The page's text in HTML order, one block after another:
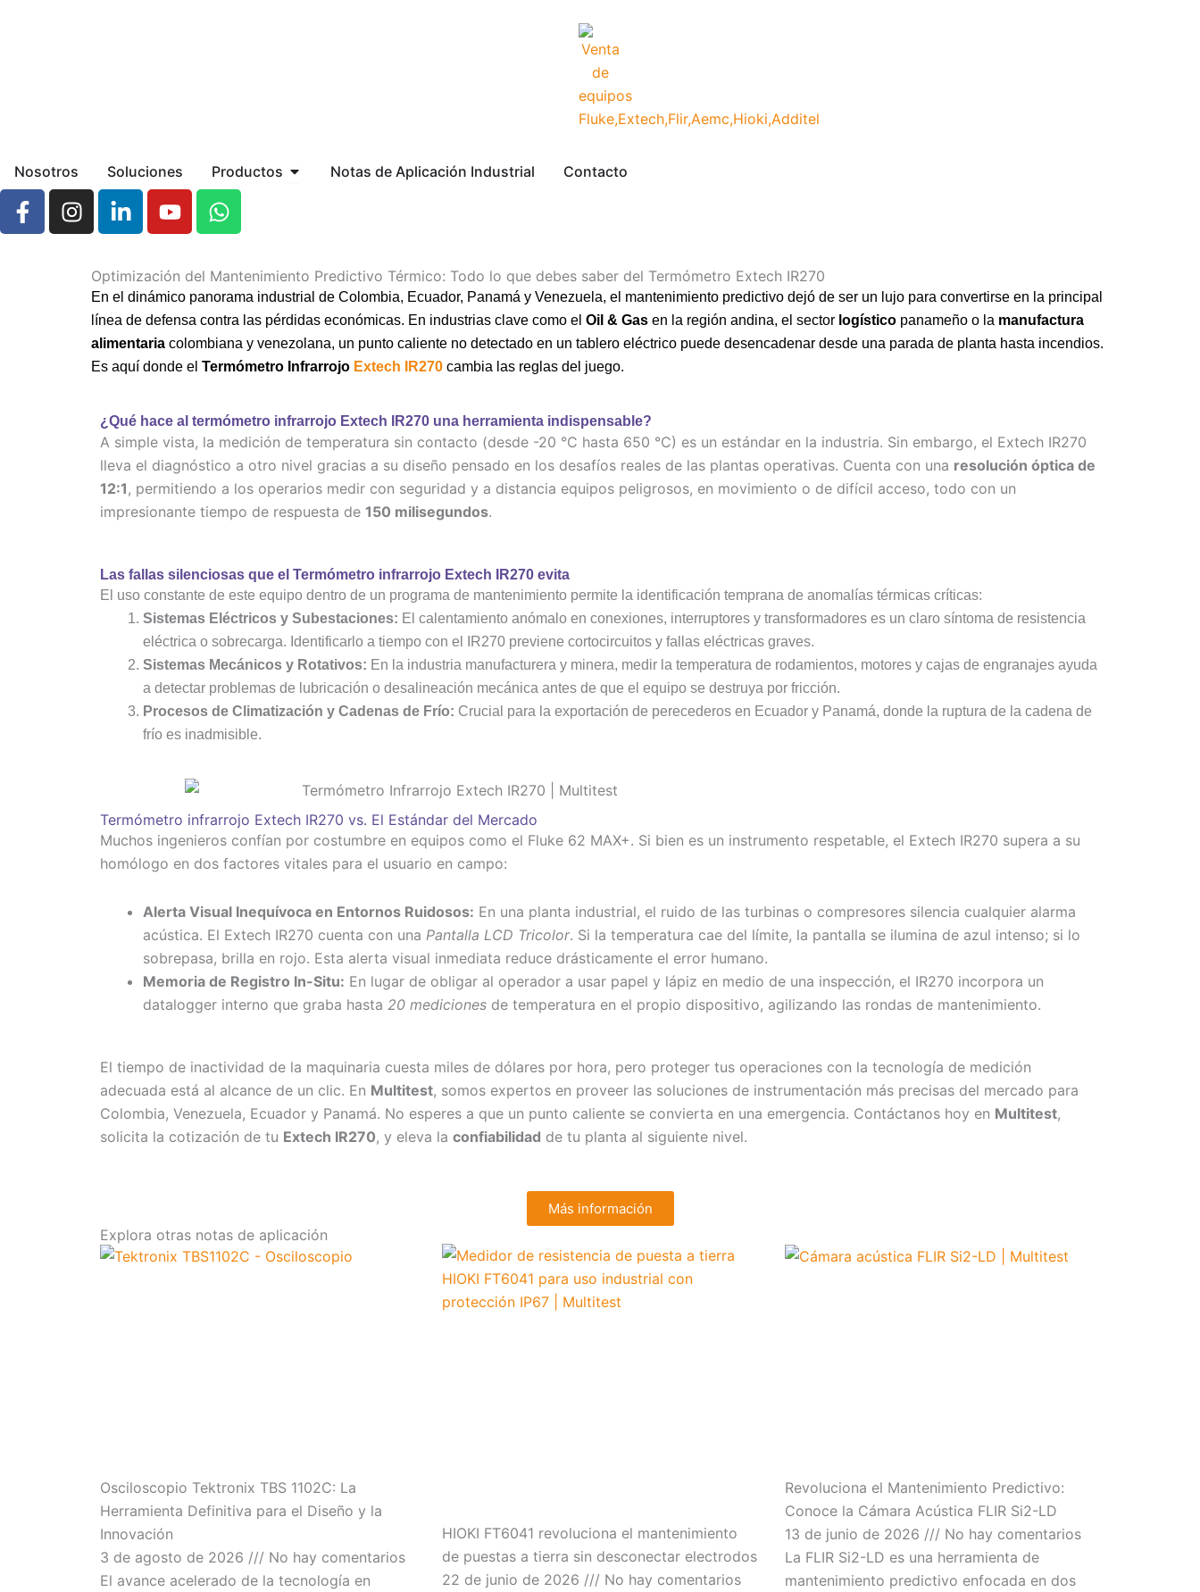
Nosotros Soluciones Productos Open Productos
Notas de Aplicación Industrial Contacto
F
a
I
n
i
k
e
d
i
n
-
n
Y
o
t
u
b
e
W
h
t
s
a
p
p
Optimización del Mantenimiento Predictivo Térmico: Todo lo que debes saber del Termómetro Extech IR270
En el dinámico panorama industrial de Colombia, Ecuador, Panamá y Venezuela, el mantenimiento predictivo dejó de ser un lujo para convertirse en la principal
línea de defensa contra las pérdidas económicas. En industrias clave como el Oil & Gas en la región andina, el sector logístico panameño o la manufactura
alimentaria colombiana y venezolana, un punto caliente no detectado en un tablero eléctrico puede desencadenar desde una parada de planta hasta incendios.
Es aquí donde el Termómetro Infrarrojo Extech IR270 cambia las reglas del juego.
¿Qué hace al termómetro infrarrojo Extech IR270 una herramienta indispensable?
A simple vista, la medición de temperatura sin contacto (desde -20 °C hasta 650 °C) es un estándar en la industria. Sin embargo, el Extech IR270
lleva el diagnóstico a otro nivel gracias a su diseño pensado en los desafíos reales de las plantas operativas. Cuenta con una resolución óptica de
12:1, permitiendo a los operarios medir con seguridad y a distancia equipos peligrosos, en movimiento o de difícil acceso, todo con un
impresionante tiempo de respuesta de 150 milisegundos.
Las fallas silenciosas que el Termómetro infrarrojo Extech IR270 evita
El uso constante de este equipo dentro de un programa de mantenimiento permite la identificación temprana de anomalías térmicas críticas:
Sistemas Eléctricos y Subestaciones: El calentamiento anómalo en conexiones, interruptores y transformadores es un claro síntoma de resistencia
eléctrica o sobrecarga. Identificarlo a tiempo con el IR270 previene cortocircuitos y fallas eléctricas graves.
Sistemas Mecánicos y Rotativos: En la industria manufacturera y minera, medir la temperatura de rodamientos, motores y cajas de engranajes ayuda
a detectar problemas de lubricación o desalineación mecánica antes de que el equipo se destruya por fricción.
Procesos de Climatización y Cadenas de Frío: Crucial para la exportación de perecederos en Ecuador y Panamá, donde la ruptura de la cadena de
frío es inadmisible.
Termómetro infrarrojo Extech IR270 vs. El Estándar del Mercado
Muchos ingenieros confían por costumbre en equipos como el Fluke 62 MAX+. Si bien es un instrumento respetable, el Extech IR270 supera a su
homólogo en dos factores vitales para el usuario en campo:
Alerta Visual Inequívoca en Entornos Ruidosos: En una planta industrial, el ruido de las turbinas o compresores silencia cualquier alarma
acústica. El Extech IR270 cuenta con una Pantalla LCD Tricolor. Si la temperatura cae del límite, la pantalla se ilumina de azul intenso; si lo
sobrepasa, brilla en rojo. Esta alerta visual inmediata reduce drásticamente el error humano.
Memoria de Registro In-Situ: En lugar de obligar al operador a usar papel y lápiz en medio de una inspección, el IR270 incorpora un
datalogger interno que graba hasta 20 mediciones de temperatura en el propio dispositivo, agilizando las rondas de mantenimiento.
El tiempo de inactividad de la maquinaria cuesta miles de dólares por hora, pero proteger tus operaciones con la tecnología de medición
adecuada está al alcance de un clic. En Multitest, somos expertos en proveer las soluciones de instrumentación más precisas del mercado para
Colombia, Venezuela, Ecuador y Panamá. No esperes a que un punto caliente se convierta en una emergencia. Contáctanos hoy en Multitest,
solicita la cotización de tu Extech IR270, y eleva la confiabilidad de tu planta al siguiente nivel.
Más información
Explora otras notas de aplicación
Osciloscopio Tektronix TBS 1102C: La
Herramienta Definitiva para el Diseño y la
Innovación
3 de agosto de 2026
No hay comentarios
El avance acelerado de la tecnología en
HIOKI FT6041 revoluciona el mantenimiento
de puestas a tierra sin desconectar electrodos
22 de junio de 2026
No hay comentarios
Revoluciona el Mantenimiento Predictivo:
Conoce la Cámara Acústica FLIR Si2-LD
13 de junio de 2026
No hay comentarios
La FLIR Si2-LD es una herramienta de
mantenimiento predictivo enfocada en dos